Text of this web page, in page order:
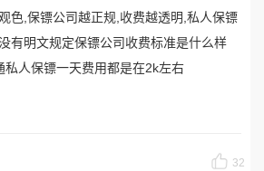
色,保镖公司越正规,收费越透明,私人保镖
有明文规定保镖公司收费标准是什么样
私人保镖一天费用都是在2k左右
32